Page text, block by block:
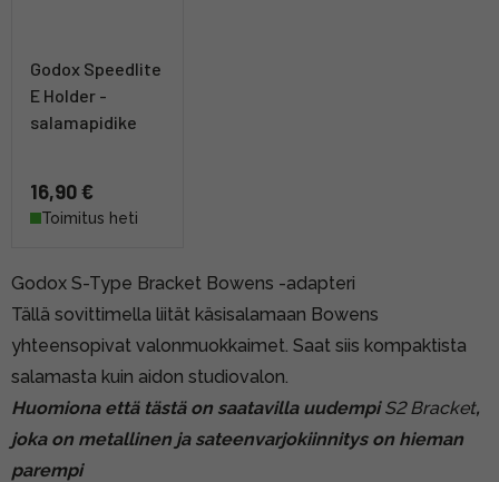
Godox Speedlite
E Holder -
salamapidike
16,90 €
Toimitus heti
Godox S-Type Bracket Bowens -adapteri
Tällä sovittimella liität käsisalamaan Bowens
yhteensopivat valonmuokkaimet. Saat siis kompaktista
salamasta kuin aidon studiovalon.
Huomiona että tästä on saatavilla uudempiS2 Bracket,
joka on metallinen ja sateenvarjokiinnitys on hieman
parempi